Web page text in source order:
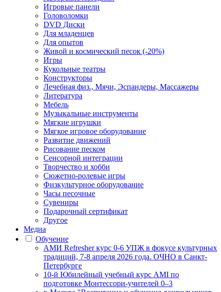
Игровые панели
Головоломки
DVD Диски
Для младенцев
Для опытов
Живой и космический песок (-20%)
Игры
Кукольные театры
Конструкторы
Лечебная физ., Мячи, Эспандеры, Массажеры
Литература
Мебель
Музыкальные инструменты
Мягкие игрушки
Мягкое игровое оборудование
Развитие движений
Рисование песком
Сенсорной интеграции
Творчество и хобби
Сюжетно-ролевые игры
Физкультурное оборудование
Часы песочные
Сувениры
Подарочный сертификат
Другое
Медиа
Обучение
АМИ Refresher курс 0-6 УПЖ в фокусе культурных
традиций, 7-8 апреля 2026 года. ОЧНО в Санкт-
Петербурге
10-й Юбилейный учебный курс AMI по
подготовке Монтессори-учителей 0–3